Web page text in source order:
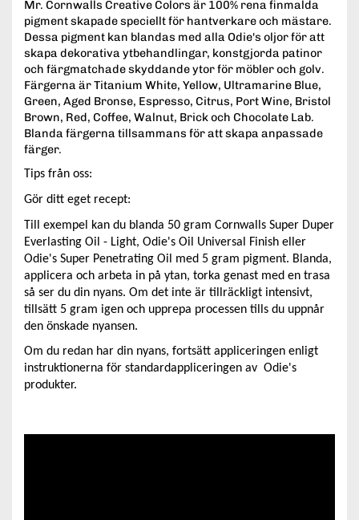
Mr. Cornwalls Creative Colors är 100% rena finmalda
pigment skapade speciellt för hantverkare och mästare.
Dessa pigment kan blandas med alla Odie's oljor för att
skapa dekorativa ytbehandlingar, konstgjorda patinor
och färgmatchade skyddande ytor för möbler och golv.
Färgerna är Titanium White, Yellow, Ultramarine Blue,
Green, Aged Bronse, Espresso, Citrus, Port Wine, Bristol
Brown, Red, Coffee, Walnut, Brick och Chocolate Lab.
Blanda färgerna tillsammans för att skapa anpassade
färger.
Tips från oss:
Gör ditt eget recept:
Till exempel kan du blanda 50 gram Cornwalls Super Duper
Everlasting Oil - Light, Odie's Oil Universal Finish eller
Odie's Super Penetrating Oil med 5 gram pigment. Blanda,
applicera och arbeta in på ytan, torka genast med en trasa
så ser du din nyans. Om det inte är tillräckligt intensivt,
tillsätt 5 gram igen och upprepa processen tills du uppnår
den önskade nyansen.
Om du redan har din nyans, fortsätt appliceringen enligt
instruktionerna för standardappliceringen av Odie's
produkter.